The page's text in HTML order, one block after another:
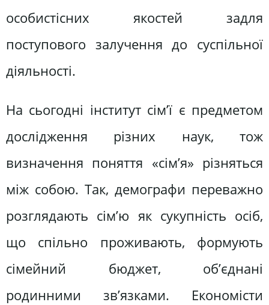
особистісних якостей задля
поступового залучення до суспільної
діяльності.
На сьогодні інститут сім’ї є предметом
дослідження різних наук, тож
визначення поняття «сім’я» різняться
між собою. Так, демографи переважно
розглядають сім’ю як сукупність осіб,
що спільно проживають, формують
сімейний бюджет, об’єднані
родинними зв’язками. Економісти